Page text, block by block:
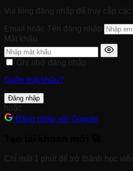
Vui lòng đăng nhập để truy cập
Email hoặc Tên đăng nhập
Mật khẩu
Ghi nhớ đăng nhập
Quên mật khẩu?
Đăng nhập
hoặc
Đăng nhập với Google
Chỉ mất 1 phút để trở thành học